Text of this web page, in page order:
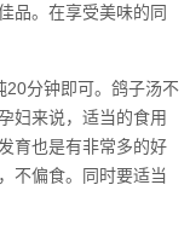
品。在享受美味的同
20分钟即可。鸽子汤不
妇来说，适当的食用
育也是有非常多的好
不偏食。同时要适当